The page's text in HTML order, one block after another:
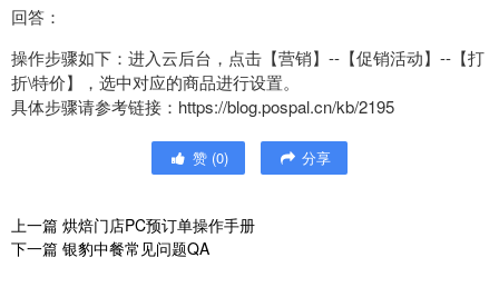
回答：
操作步骤如下：进入云后台，点击【营销】--【促销活动】--【打
折\特价】，选中对应的商品进行设置。
具体步骤请参考链接：https://blog.pospal.cn/kb/2195
赞 (0) 分享
上一篇 烘焙门店PC预订单操作手册
下一篇 银豹中餐常见问题QA